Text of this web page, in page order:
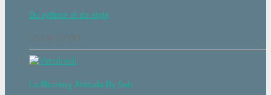
Du rythme et du style
05:00 07:00
Le Morning Attitude By Seb